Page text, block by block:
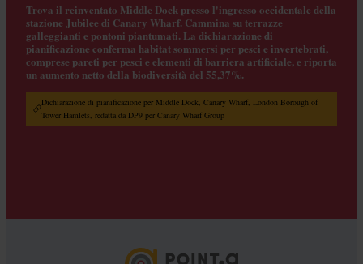
Trova il reinventato Middle Dock presso l'ingresso occidentale della
stazione Jubilee di Canary Wharf. Cammina su terrazze
galleggianti e pontoni piantumati. La dichiarazione di
pianificazione conferma habitat sommersi per pesci e invertebrati,
comprese pareti per pesci e elementi di barriera artificiale, e riporta
un aumento netto della biodiversità del 55,37%.
Dichiarazione di pianificazione per Middle Dock, Canary Wharf, London Borough of
Tower Hamlets, redatta da DP9 per Canary Wharf Group